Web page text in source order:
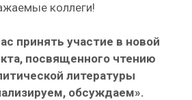
коллеги!
принять участие в новой
посвященного чтению
литературы
обсуждаем».